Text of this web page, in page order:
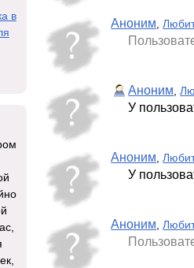
Аноним,
Аноним,
У
Аноним,
У
Аноним,
в